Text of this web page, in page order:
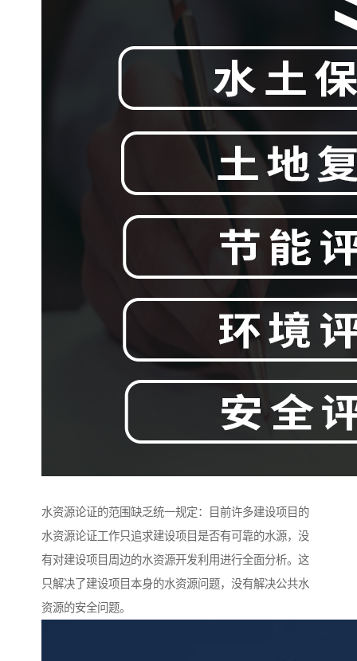
水资源论证的范围缺乏统一规定：目前许多建设项目的
水资源论证工作只追求建设项目是否有可靠的水源，没
有对建设项目周边的水资源开发利用进行全面分析。这
只解决了建设项目本身的水资源问题，没有解决公共水
资源的安全问题。